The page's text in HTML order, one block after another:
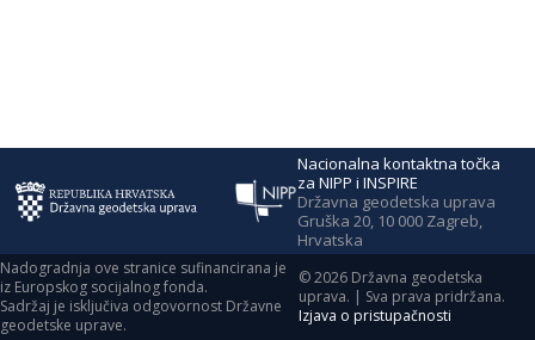
Nacionalna kontaktna točka
za NIPP i INSPIRE
Državna geodetska uprava
Gruška 20, 10 000 Zagreb,
Hrvatska
Nadogradnja ove stranice sufinancirana je
iz Europskog socijalnog fonda.
Sadržaj je isključiva odgovornost Državne
geodetske uprave.
©2026 Državna geodetska
uprava. | Sva prava pridržana.
Izjava o pristupačnosti